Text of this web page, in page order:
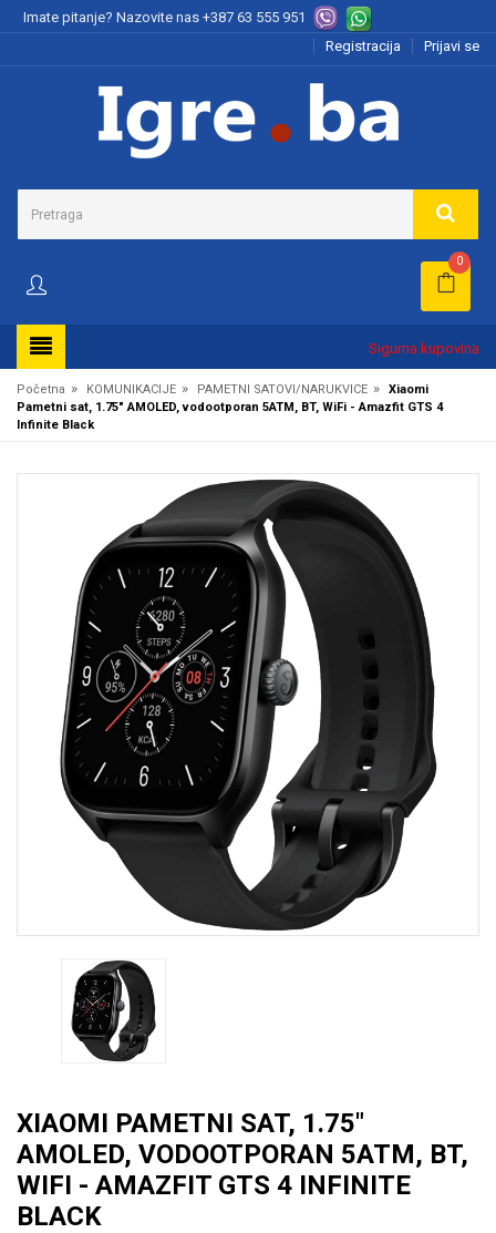
Imate pitanje? Nazovite nas +387 63 555 951
Registracija
Prijavi se
0
Sigurna kupovina
Početna » KOMUNIKACIJE » PAMETNI SATOVI/NARUKVICE »
Xiaomi
Pametni sat, 1.75" AMOLED, vodootporan 5ATM, BT, WiFi - Amazfit GTS 4
Infinite Black
XIAOMI PAMETNI SAT, 1.75"
AMOLED, VODOOTPORAN 5ATM, BT,
WIFI - AMAZFIT GTS 4 INFINITE
BLACK